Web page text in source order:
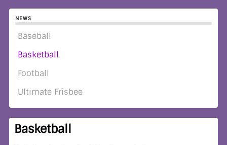
NEWS
Baseball
Basketball
Football
Ultimate Frisbee
Basketball